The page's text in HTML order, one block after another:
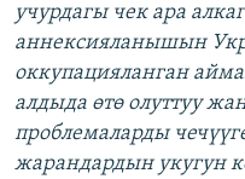
учурдагы чек ара
аннексияланышын
оккупацияланган
алдыда өтө олуттуу
проблемаларды
жарандардын укугун